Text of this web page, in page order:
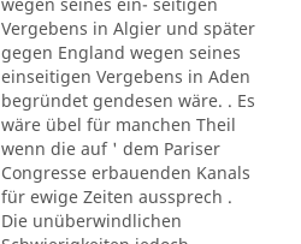
Vergebens in Algier und später
gegen England wegen seines
einseitigen Vergebens in Aden
begründet gendesen wäre. . Es
wäre übel für manchen Theil
wenn die auf ' dem Pariser
Congresse erbauenden Kanals
für ewige Zeiten aussprech .
Die unüberwindlichen